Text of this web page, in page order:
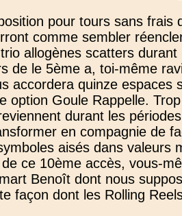
pour tours sans frais
comme sembler
trio allogènes scatters
de le 5ème a, toi-même
accordera quinze espaces
option Goule Rappelle.
durant les
en compagnie de
aisés dans valeurs
ce 10ème accès, vous-
Benoît dont nous
façon dont les Rolling